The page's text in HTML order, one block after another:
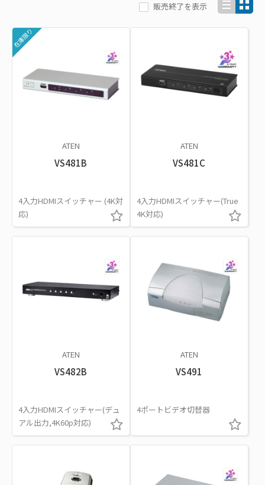
販売終了を表示
在庫限り
ATEN
VS481B
4入力HDMIスイッチャー (4K対
応)
ATEN
VS481C
4入力HDMIスイッチャー(True
4K対応)
ATEN
VS482B
4入力HDMIスイッチャー(デュ
アル出力,4K60p対応)
ATEN
VS491
4ポートビデオ切替器